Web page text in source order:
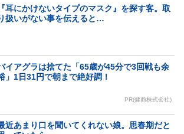
『耳にかけないタイプのマスク』を探す客。取
扱いがない事を伝えると…
イアグラは捨てた「65歳が45分で3回戦も余
」1日31円で朝まで絶好調！
PR(健商株式会社)
近あまり口を聞いてくれない娘。思春期だと